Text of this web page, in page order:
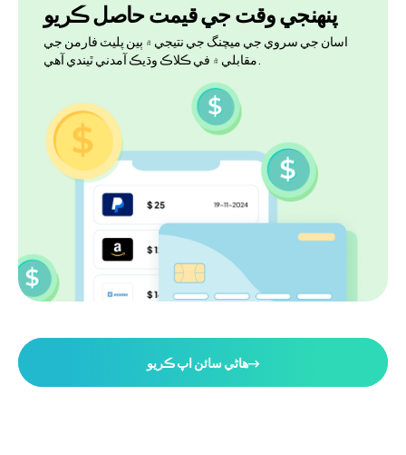
پنهنجي وقت جي قيمت حاصل ڪريو
اسان جي سروي جي ميچنگ جي نتيجي ۾ ٻين پليٽ فارمن جي
هاڻي سائن اپ ڪريو